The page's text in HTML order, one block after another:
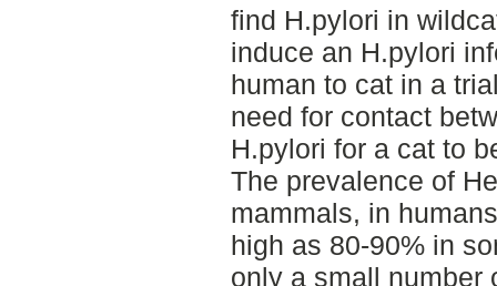
find H.pylori in
induce an H.pylori
human to cat in a
need for contact
H.pylori for a cat to
The prevalence of
mammals, in
high as 80-90% in
only a small number